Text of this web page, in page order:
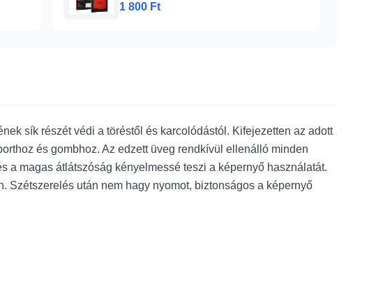
1 800 Ft
sík részét védi a töréstől és karcolódástól. Kifejezetten az adott
és gombhoz. Az edzett üveg rendkívül ellenálló minden
a magas átlátszóság kényelmessé teszi a képernyő használatát.
után nem hagy nyomot, biztonságos a képernyő